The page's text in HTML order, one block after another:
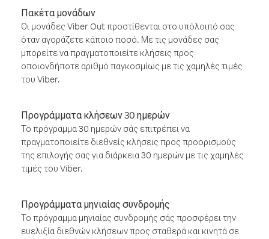
Πακέτα μονάδων
Οι μονάδες Viber Out προστίθενται στο υπόλοιπό σας
όταν αγοράζετε κάποιο ποσό. Με τις μονάδες σας
μπορείτε να πραγματοποιείτε κλήσεις προς
οποιονδήποτε αριθμό παγκοσμίως με τις χαμηλές τιμές
του Viber.
Προγράμματα κλήσεων 30 ημερών
Το πρόγραμμα 30 ημερών σάς επιτρέπει να
πραγματοποιείτε διεθνείς κλήσεις προς προορισμούς
της επιλογής σας για διάρκεια 30 ημερών με τις χαμηλές
τιμές του Viber.
Προγράμματα μηνιαίας συνδρομής
Το πρόγραμμα μηνιαίας συνδρομής σάς προσφέρει την
ευελιξία διεθνών κλήσεων προς σταθερά και κινητά σε